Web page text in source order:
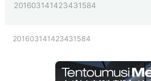
201603141423431584
201603141423431584